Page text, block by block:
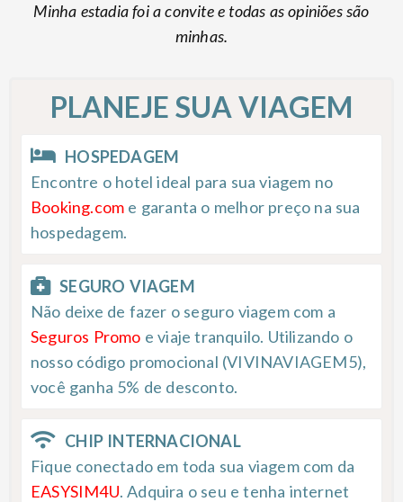
Minha estadia foi a convite e todas as opiniões são
minhas.
PLANEJE SUA VIAGEM
HOSPEDAGEM
Encontre o hotel ideal para sua viagem no
Booking.com e garanta o melhor preço na sua
hospedagem.
SEGURO VIAGEM
Não deixe de fazer o seguro viagem com a
Seguros Promo e viaje tranquilo. Utilizando o
nosso código promocional (VIVINAVIAGEM5),
você ganha 5% de desconto.
CHIP INTERNACIONAL
Fique conectado em toda sua viagem com da
EASYSIM4U. Adquira o seu e tenha internet